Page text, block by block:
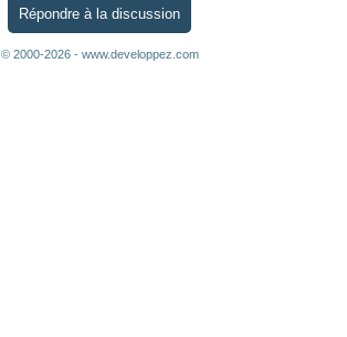
Répondre à la discussion
© 2000-2026 - www.developpez.com